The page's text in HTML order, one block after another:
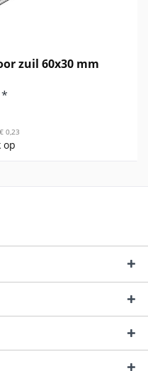
zuil 60x30 mm
*
0,23
op